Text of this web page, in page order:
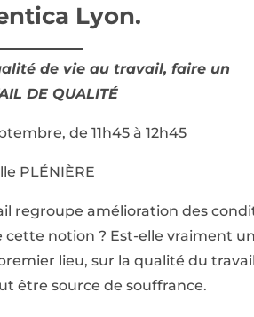
Lyon.
de vie au travail, faire un
DE QUALITÉ
de 11h45 à 12h45
PLÉNIÈRE
regroupe amélioration des
notion ? Est-elle vraiment
lieu, sur la qualité du
être source de souffrance.